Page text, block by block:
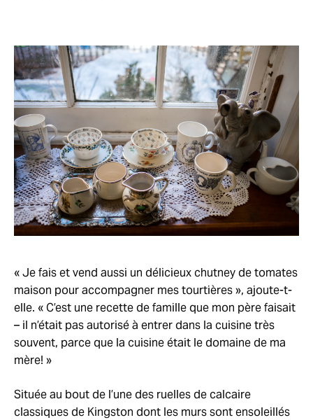
« Je fais et vend aussi un délicieux chutney de tomates
maison pour accompagner mes tourtières », ajoute-t-
elle. « C’est une recette de famille que mon père faisait
– il n’était pas autorisé à entrer dans la cuisine très
souvent, parce que la cuisine était le domaine de ma
mère! »
Située au bout de l’une des ruelles de calcaire
classiques de Kingston dont les murs sont ensoleillés